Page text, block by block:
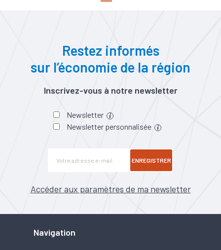
Restez informés
sur l’économie de la région
Inscrivez-vous à notre newsletter
Newsletter
Newsletter personnalisée
ENREGISTRER
Accéder aux paramètres de ma newsletter
Navigation